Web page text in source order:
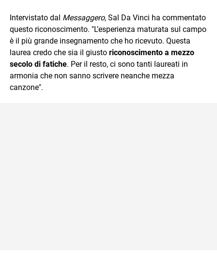
Intervistato dal Messaggero, Sal Da Vinci ha commentato
questo riconoscimento. "L’esperienza maturata sul campo
è il più grande insegnamento che ho ricevuto. Questa
laurea credo che sia il giusto riconoscimento a mezzo
secolo di fatiche. Per il resto, ci sono tanti laureati in
armonia che non sanno scrivere neanche mezza
canzone".